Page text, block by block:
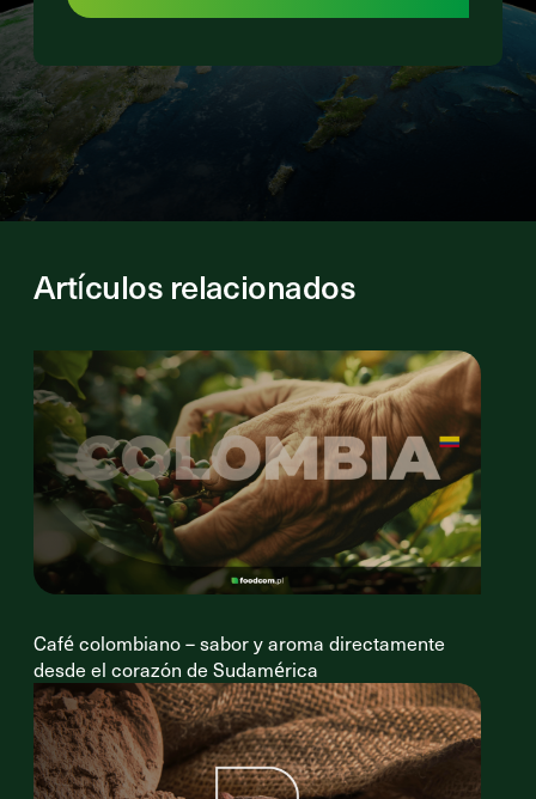
Artículos relacionados
Café colombiano – sabor y aroma directamente
desde el corazón de Sudamérica